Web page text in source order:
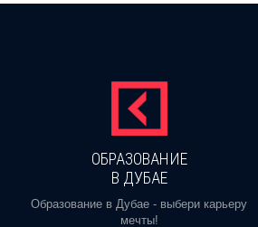
ОБРАЗОВАНИЕ
В ДУБАЕ
Образование в Дубае - выбери карьеру
мечты!